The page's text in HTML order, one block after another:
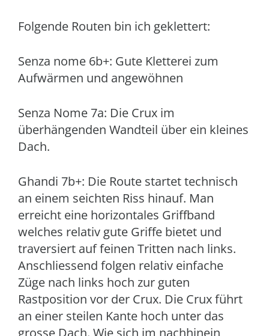
Folgende Routen bin ich geklettert:
Senza nome 6b+: Gute Kletterei zum
Aufwärmen und angewöhnen
Senza Nome 7a: Die Crux im
überhängenden Wandteil über ein kleines
Dach.
Ghandi 7b+: Die Route startet technisch
an einem seichten Riss hinauf. Man
erreicht eine horizontales Griffband
welches relativ gute Griffe bietet und
traversiert auf feinen Tritten nach links.
Anschliessend folgen relativ einfache
Züge nach links hoch zur guten
Rastposition vor der Crux. Die Crux führt
an einer steilen Kante hoch unter das
grosse Dach. Wie sich im nachhinein